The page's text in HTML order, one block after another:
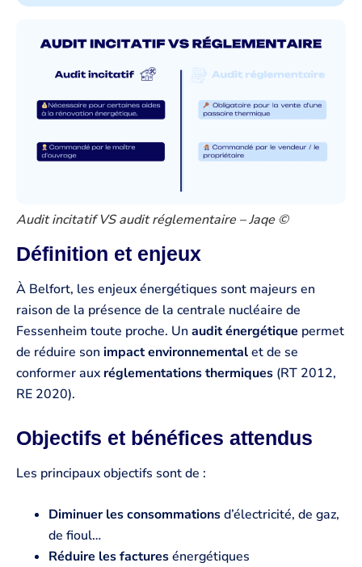
Audit incitatif VS audit réglementaire – Jaqe ©
Définition et enjeux
À Belfort, les enjeux énergétiques sont majeurs en
raison de la présence de la centrale nucléaire de
Fessenheim toute proche. Un audit énergétique permet
de réduire son impact environnementalet de se
conformer aux réglementations thermiques (RT 2012,
RE 2020).
Objectifs et bénéfices attendus
Les principaux objectifs sont de :
Diminuer les consommationsd’électricité, de gaz,
de fioul…
Réduire les facturesénergétiques